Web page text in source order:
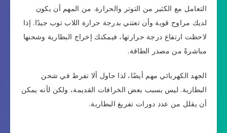
التعامل مع الكثير من التوتر والحرارة. من المهم أن يكون
لديك مراوح قوية وأن تعتني بدرجة حرارة اللاب توب جيدًا. إذا
لاحظت ارتفاع درجة حرارتها، فيمكنك إخراج البطارية وشحنها
مباشرةً من مصدر الطاقة.
الجهد الكهربائي مهم أيضًا، لذا حاول ألا تفرط في شحن
البطارية. ليس بسبب بعض الخرافات القديمة، ولكن لأنه يمكن
أن يقلل من عدد دورات تفريغ البطارية.